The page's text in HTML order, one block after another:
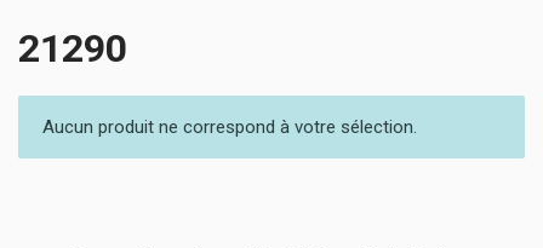
21290
Aucun produit ne correspond à votre sélection.